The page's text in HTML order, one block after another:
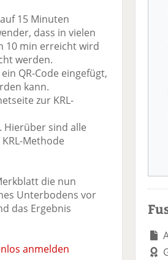
15 Minuten
dass in vielen
10 min erreicht wird
werden.
QR-Code eingefügt,
kann.
zur KRL-
Hierüber sind alle
Methode
die nun
Unterbodens vor
das Ergebnis
anmelden